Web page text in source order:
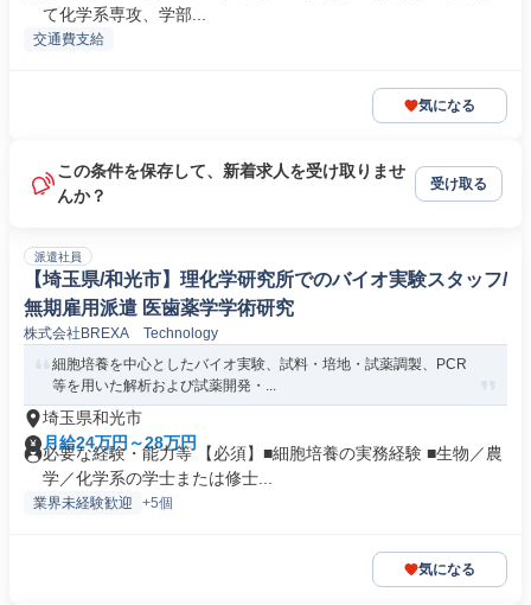
て化学系専攻、学部...
交通費支給
気になる
この条件を保存して、新着求人を受け取りませ
んか？
受け取る
派遣社員
【埼玉県/和光市】理化学研究所でのバイオ実験スタッフ/
無期雇用派遣 医歯薬学学術研究
株式会社BREXA Technology
細胞培養を中心としたバイオ実験、試料・培地・試薬調製、PCR
等を用いた解析および試薬開発・...
埼玉県和光市
月給24万円～28万円
必要な経験・能力等 【必須】■細胞培養の実務経験 ■生物／農
学／化学系の学士または修士...
業界未経験歓迎 +5個
気になる